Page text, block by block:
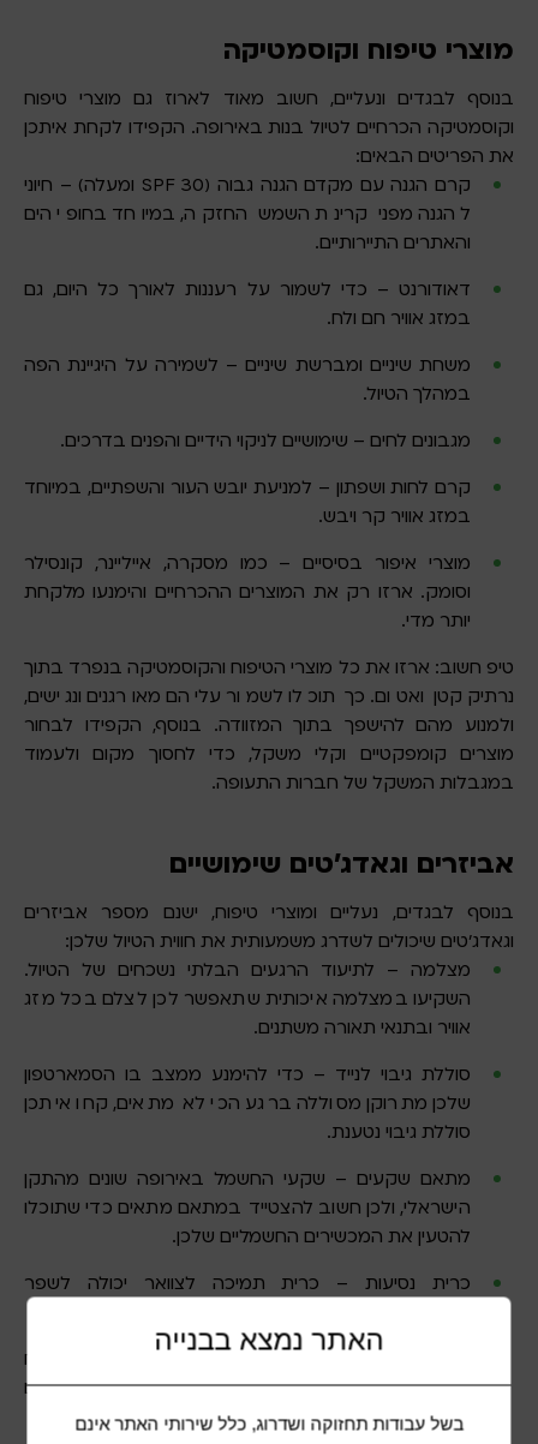
מוצרי טיפוח וקוסמטיקה
בנוסף לבגדים ונעליים, חשוב מאוד לארוז גם מוצרי טיפוח
וקוסמטיקה הכרחיים לטיול בנות באירופה. הקפידו לקחת איתכן
את הפריטים הבאים:
קרם הגנה עם מקדם הגנה גבוה (SPF 30 ומעלה) – חיוני
להגנה מפני קרינת השמש החזקה, במיוחד בחופי הים
והאתרים התיירותיים.
דאודורנט – כדי לשמור על רעננות לאורך כל היום, גם
במזג אוויר חם ולח.
משחת שיניים ומברשת שיניים – לשמירה על היגיינת הפה
במהלך הטיול.
מגבונים לחים – שימושיים לניקוי הידיים והפנים בדרכים.
קרם לחות ושפתון – למניעת יובש העור והשפתיים, במיוחד
במזג אוויר קר ויבש.
מוצרי איפור בסיסיים – כמו מסקרה, אייליינר, קונסילר
וסומק. ארזו רק את המוצרים ההכרחיים והימנעו מלקחת
יותר מדי.
טיפ חשוב: ארזו את כל מוצרי הטיפוח והקוסמטיקה בנפרד בתוך
נרתיק קטן ואטום. כך תוכלו לשמור עליהם מאורגנים ונגישים,
ולמנוע מהם להישפך בתוך המזוודה. בנוסף, הקפידו לבחור
מוצרים קומפקטיים וקלי משקל, כדי לחסוך מקום ולעמוד
במגבלות המשקל של חברות התעופה.
אביזרים וגאדג’טים שימושיים
בנוסף לבגדים, נעליים ומוצרי טיפוח, ישנם מספר אביזרים
וגאדג’טים שיכולים לשדרג משמעותית את חווית הטיול שלכן:
מצלמה – לתיעוד הרגעים הבלתי נשכחים של הטיול.
השקיעו במצלמה איכותית שתאפשר לכן לצלם בכל מזג
אוויר ובתנאי תאורה משתנים.
סוללת גיבוי לנייד – כדי להימנע ממצב בו הסמארטפון
שלכן מתרוקן מסוללה ברגע הכי לא מתאים, קחו איתכן
סוללת גיבוי נטענת.
מתאם שקעים – שקעי החשמל באירופה שונים מהתקן
הישראלי, ולכן חשוב להצטייד במתאם מתאים כדי שתוכלו
להטעין את המכשירים החשמליים שלכן.
כרית נסיעות – כרית תמיכה לצוואר יכולה לשפר
תיק יום קומפקטי – מומלץ לקחת תיק יום קטן ונוח
שיאפשר לכן לשאת את החפצים החיוניים בזמן טיולים
וסיורים בערים.
האתר נמצא בבנייה
בשל עבודות תחזוקה ושדרוג, כלל שירותי האתר אינם